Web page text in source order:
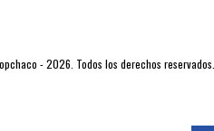
- 2026. Todos los derechos reservados.